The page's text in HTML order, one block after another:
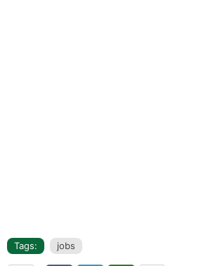
Tags: jobs